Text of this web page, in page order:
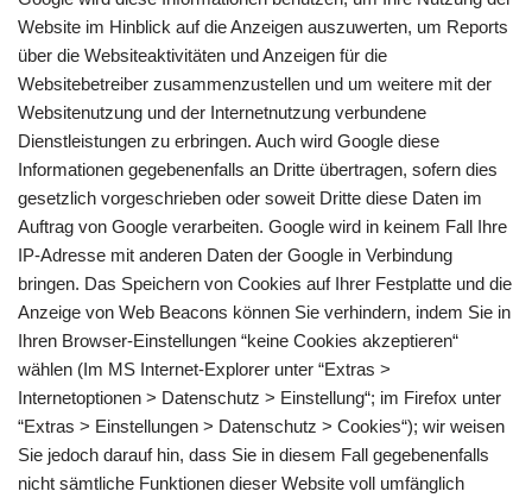
Website im Hinblick auf die Anzeigen auszuwerten, um Reports
über die Websiteaktivitäten und Anzeigen für die
Websitebetreiber zusammenzustellen und um weitere mit der
Websitenutzung und der Internetnutzung verbundene
Dienstleistungen zu erbringen. Auch wird Google diese
Informationen gegebenenfalls an Dritte übertragen, sofern dies
gesetzlich vorgeschrieben oder soweit Dritte diese Daten im
Auftrag von Google verarbeiten. Google wird in keinem Fall Ihre
IP-Adresse mit anderen Daten der Google in Verbindung
bringen. Das Speichern von Cookies auf Ihrer Festplatte und die
Anzeige von Web Beacons können Sie verhindern, indem Sie in
Ihren Browser-Einstellungen “keine Cookies akzeptieren“
wählen (Im MS Internet-Explorer unter “Extras >
Internetoptionen > Datenschutz > Einstellung“; im Firefox unter
“Extras > Einstellungen > Datenschutz > Cookies“); wir weisen
Sie jedoch darauf hin, dass Sie in diesem Fall gegebenenfalls
nicht sämtliche Funktionen dieser Website voll umfänglich